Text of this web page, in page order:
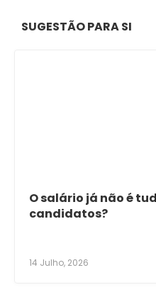
SUGESTÃO PARA SI
O salário já não é
candidatos?
14 Julho, 2026